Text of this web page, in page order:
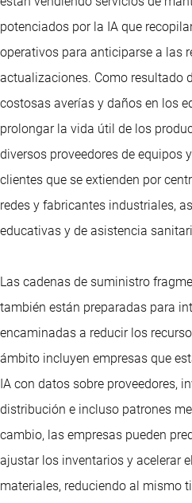
potenciados por la IA que
operativos para anticiparse a las
actualizaciones. Como resultado
costosas averías y daños en los
prolongar la vida útil de los
diversos proveedores de equipos
clientes que se extienden por
redes y fabricantes industriales,
educativas y de asistencia
Las cadenas de suministro
también están preparadas para
encaminadas a reducir los
ámbito incluyen empresas que
IA con datos sobre proveedores,
distribución e incluso patrones
cambio, las empresas pueden
ajustar los inventarios y acelerar
materiales, reduciendo al mismo